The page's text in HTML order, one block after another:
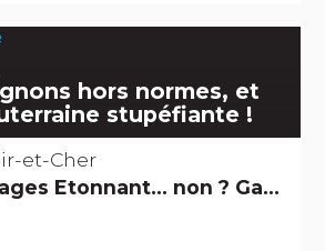
hors normes, et
stupéfiante !
et-Cher
Records : Les + et les - Curiosités naturelles Edifices remarquables Grands sites Activités touristiques, sportives, culturelles